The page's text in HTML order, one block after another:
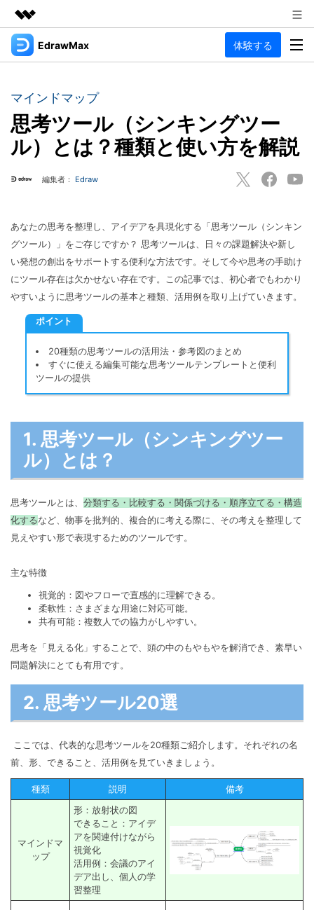
製品
ユーティリティ
ソリューション
企業情報
プラン＆価格
サポート
EdrawMax 体験する
EdrawMax
多用途の作図ソフトウェア
マインドマップソフトウェア
作図種類
図面作成
フローチャート
P&ID
思考整理
マインドマップ
ブレインストーミング
メモ取り
その他の図面種類 >>
記事
オンラインAIツール
AIマインドマップ自動作成 >
EdrawMind V13登場！
新機能一覧
ガイド
利用方法を案内します
EdrawMax > EdrawMind >
更新履歴
EdrawMax >
動作環境
EdrawMax > EdrawMind >
サポートセンター
法人向け
EdrawMax EdrawMind
検索
マインドマップ
思考ツール（シンキングツー
ル）とは？種類と使い方を解説
編集者： Edraw
あなたの思考を整理し、アイデアを具現化する「思考ツール（シンキン
グツール）」をご存じですか？ 思考ツールは、日々の課題解決や新し
い発想の創出をサポートする便利な方法です。そして今や思考の手助け
にツール存在は欠かせない存在です。この記事では、初心者でもわかり
やすいように思考ツールの基本と種類、活用例を取り上げていきます。
ポイント
20種類の思考ツールの活用法・参考図のまとめ
すぐに使える編集可能な思考ツールテンプレートと便利
ツールの提供
1. 思考ツール（シンキングツー
ル）とは？
思考ツールとは、 分類する・比較する・関係づける・順序立てる・構造
化するなど、物事を批判的、複合的に考える際に、その考えを整理して
見えやすい形で表現するためのツールです。
主な特徴
視覚的：図やフローで直感的に理解できる。
柔軟性：さまざまな用途に対応可能。
共有可能：複数人での協力がしやすい。
思考を「見える化」することで、頭の中のもやもやを解消でき、素早い
問題解決にとても有用です。
2. 思考ツール20選
ここでは、代表的な思考ツールを20種類ご紹介します。それぞれの名
前、形、できること、活用例を見ていきましょう。
種類 説明 備考
マインドマ
ップ
形：放射状の図
できること：アイデ
アを関連付けながら
視覚化
活用例：会議のアイ
デア出し、個人の学
習整理